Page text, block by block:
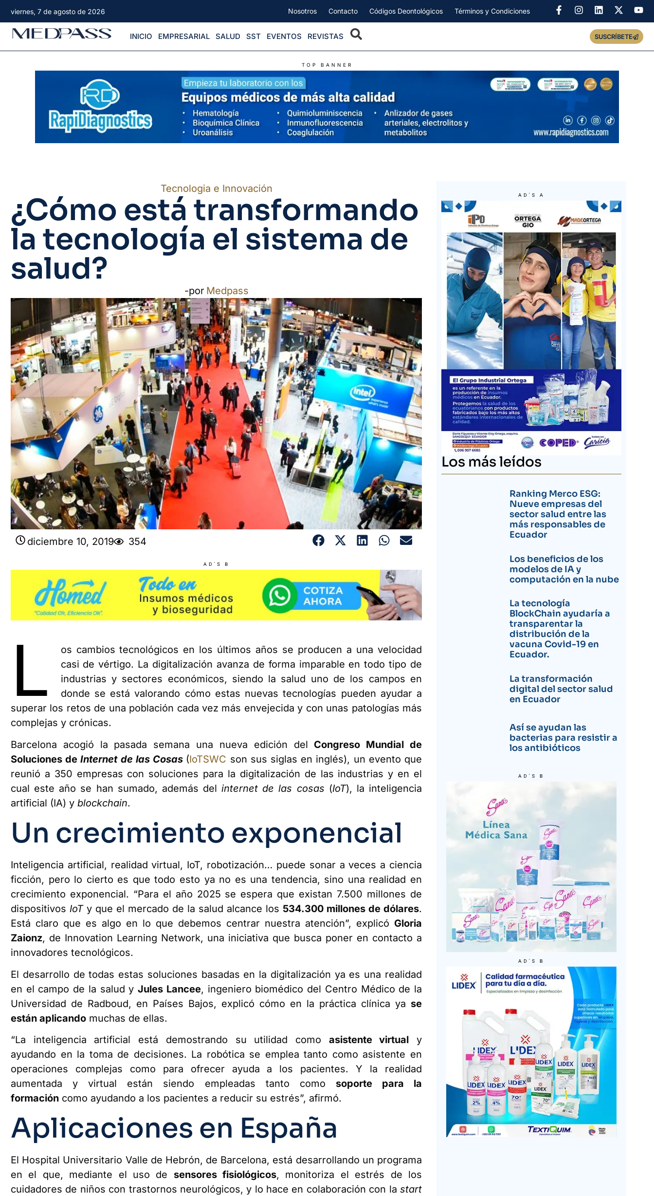
viernes, 7 de agosto de 2026 Nosotros Contacto Códigos Deontológicos Términos y Condiciones
INICIO EMPRESARIAL SALUD SST EVENTOS REVISTAS SUSCRÍBETE
TOP BANNER
Tecnologia e Innovación
¿Cómo está transformando
la tecnología el sistema de
salud?
-por Medpass
diciembre 10, 2019 354
AD'S B
L
os cambios tecnológicos en los últimos años se producen a una velocidad
casi de vértigo. La digitalización avanza de forma imparable en todo tipo de
industrias y sectores económicos, siendo la salud uno de los campos en
donde se está valorando cómo estas nuevas tecnologías pueden ayudar a
superar los retos de una población cada vez más envejecida y con unas patologías más
complejas y crónicas.
Barcelona acogió la pasada semana una nueva edición del Congreso Mundial de
Soluciones de Internet de las Cosas (IoTSWC son sus siglas en inglés), un evento que
reunió a 350 empresas con soluciones para la digitalización de las industrias y en el
cual este año se han sumado, además del internet de las cosas (IoT), la inteligencia
artificial (IA) y blockchain.
Un crecimiento exponencial
Inteligencia artificial, realidad virtual, IoT, robotización… puede sonar a veces a ciencia
ficción, pero lo cierto es que todo esto ya no es una tendencia, sino una realidad en
crecimiento exponencial. “Para el año 2025 se espera que existan 7.500 millones de
dispositivos IoTy que el mercado de la salud alcance los 534.300 millones de dólares.
Está claro que es algo en lo que debemos centrar nuestra atención”, explicó Gloria
Zaionz, de Innovation Learning Network, una iniciativa que busca poner en contacto a
innovadores tecnológicos.
El desarrollo de todas estas soluciones basadas en la digitalización ya es una realidad
en el campo de la salud yJules Lancee, ingeniero biomédico del Centro Médico de la
Universidad de Radboud, en Países Bajos, explicó cómo en la práctica clínica ya se
están aplicando muchas de ellas.
“La inteligencia artificial está demostrando su utilidad como asistente virtual y
ayudando en la toma de decisiones. La robótica se emplea tanto como asistente en
operaciones complejas como para ofrecer ayuda a los pacientes. Y la realidad
aumentada y virtual están siendo empleadas tanto como soporte para la
formación como ayudando a los pacientes a reducir su estrés”, afirmó.
Aplicaciones en España
El Hospital Universitario Valle de Hebrón, de Barcelona, está desarrollando un programa
en el que, mediante el uso de sensores fisiológicos, monitoriza el estrés de los
cuidadores de niños con trastornos neurológicos, y lo hace en colaboración con la start
AD'S A
Los más leídos
Ranking Merco ESG:
Nueve empresas del
sector salud entre las
más responsables de
Ecuador
Los beneficios de los
modelos de IA y
computación en la nube
La tecnología
BlockChain ayudaría a
transparentar la
distribución de la
vacuna Covid-19 en
Ecuador.
La transformación
digital del sector salud
en Ecuador
Así se ayudan las
bacterias para resistir a
los antibióticos
AD'S B
AD'S B